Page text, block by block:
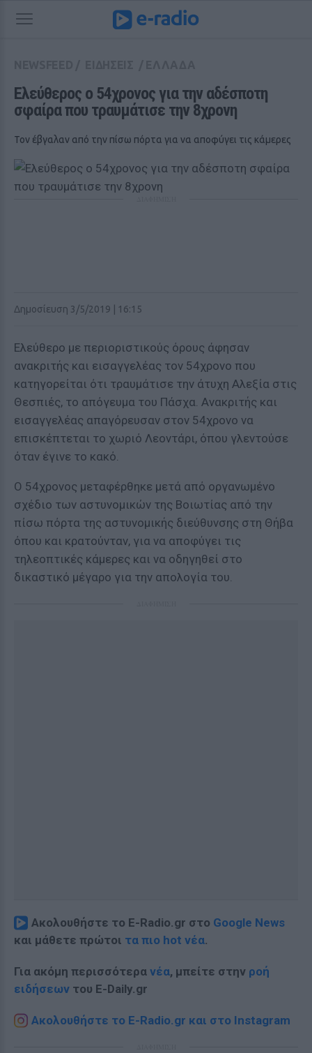
Ελεύθερος ο 54χρονος για την αδέσποτη
σφαίρα που τραυμάτισε την 8χρονη
Τον έβγαλαν από την πίσω πόρτα για να αποφύγει τις κάμερες
Δημοσίευση 3/5/2019 | 16:15
Ελεύθερο με περιοριστικούς όρους άφησαν
ανακριτής και εισαγγελέας τον 54χρονο που
κατηγορείται ότι τραυμάτισε την άτυχη Αλεξία στις
Θεσπιές, το απόγευμα του Πάσχα. Ανακριτής και
εισαγγελέας απαγόρευσαν στον 54χρονο να
επισκέπτεται το χωριό Λεοντάρι, όπου γλεντούσε
όταν έγινε το κακό.
Ο 54χρονος μεταφέρθηκε μετά από οργανωμένο
σχέδιο των αστυνομικών της Βοιωτίας από την
πίσω πόρτα της αστυνομικής διεύθυνσης στη Θήβα
όπου και κρατούνταν, για να αποφύγει τις
τηλεοπτικές κάμερες και να οδηγηθεί στο
δικαστικό μέγαρο για την απολογία του.
Ακολουθήστε το E-Radio.gr στο Google News
και μάθετε πρώτοι τα πιο hot νέα.
Για ακόμη περισσότερα νέα, μπείτε στην ροή
ειδήσεων του E-Daily.gr
Ακολουθήστε το E-Radio.gr και στο Instagram